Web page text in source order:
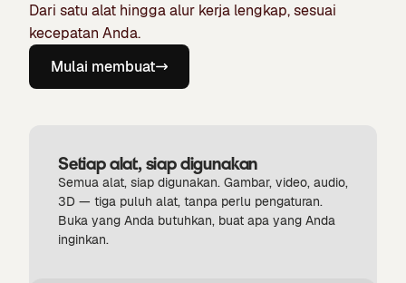
Dari satu alat hingga alur kerja lengkap, sesuai
kecepatan Anda.
Mulai membuat
Setiap alat, siap digunakan
Semua alat, siap digunakan. Gambar, video, audio,
3D — tiga puluh alat, tanpa perlu pengaturan.
Buka yang Anda butuhkan, buat apa yang Anda
inginkan.